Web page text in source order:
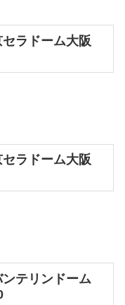
セラドーム大阪
セラドーム大阪
テリンドーム